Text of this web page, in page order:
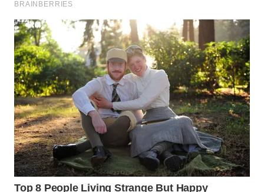
KEPULAUAN
SERIBU
WN
TANGERANG
WN
BINJAI
WN
CIREBON